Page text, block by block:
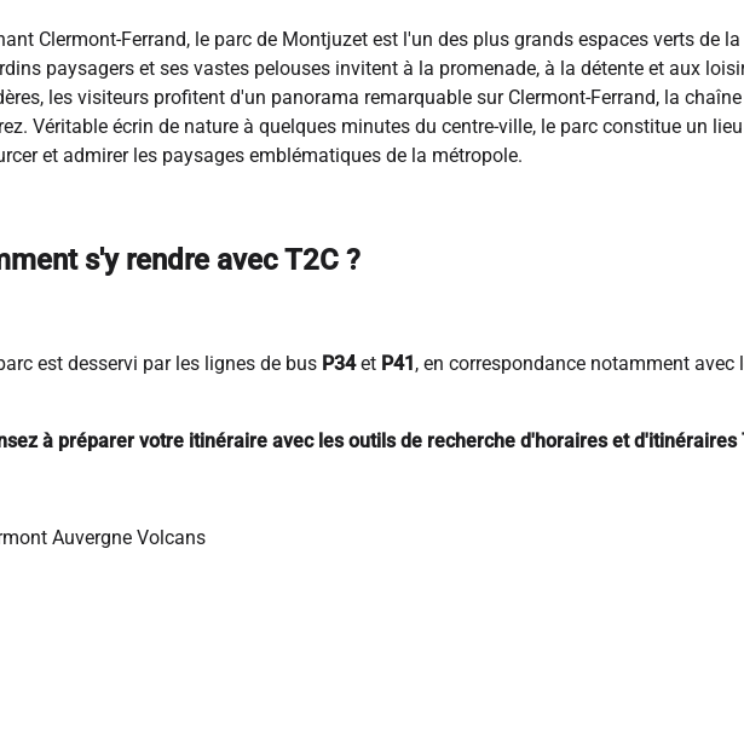
Clermont-Ferrand, le parc de Montjuzet est l'un des plus grands espaces verts de
paysagers et ses vastes pelouses invitent à la promenade, à la détente et aux
les visiteurs profitent d'un panorama remarquable sur Clermont-Ferrand, la
Véritable écrin de nature à quelques minutes du centre-ville, le parc constitue un
et admirer les paysages emblématiques de la métropole.
s'y rendre avec T2C ?
est desservi par les lignes de bus P34et P41, en correspondance notamment avec
à préparer votre itinéraire avec les outils de recherche d'horaires et d'itinéraires
Auvergne Volcans